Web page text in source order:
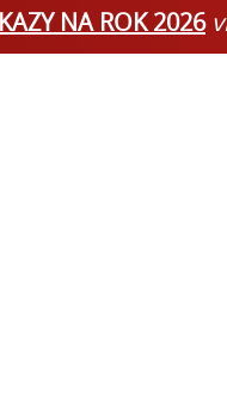
NA ROK 2026